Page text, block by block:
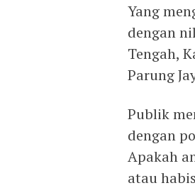
Yang
dengan
Tengah,
Parung
Publik
dengan
Apakah
atau